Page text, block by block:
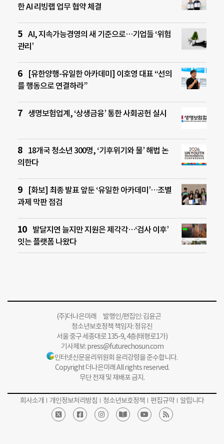
한 AI 리빙랩 업무 협약 체결
AI, 지속가능경영의 새 기준으로…기업들 ‘위험
관리’
[유한양행-유일한 아카데미] 이호영 대표 “선의
를 행동으로 연결하라”
생명보험업계, ‘상생금융’ 통한 사회공헌 실시
18개국 청소년 300명, ‘기후위기와 물’ 해법 논
의한다
[화보] 최종 발표 앞둔 ‘유일한 아카데미’…조별
과제 막판 점검
발달지연 늘지만 지원은 제각각…‘검사 이후’
잇는 플랫폼 나왔다
(주)더나은미래 발행인/편집인: 김윤곤
청소년보호정책 책임자: 정유진
서울 중구 세종대로 135-9, 4층(태평로1가)
기사제보:press@futurechosun.com
인터넷신문윤리위원회 윤리강령을 준수합니다.
Copyright 더나은미래 All rights reserved.
무단 전재 및 재배포 금지.
회사소개 개인정보처리방침 청소년보호정책 편집규약 알립니다